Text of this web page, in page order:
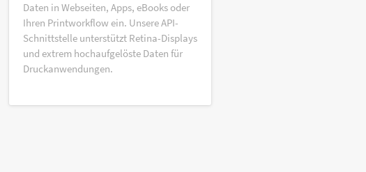
Daten in Webseiten, Apps, eBooks oder
Ihren Printworkflow ein. Unsere API-
Schnittstelle unterstützt Retina-Displays
und extrem hochaufgelöste Daten für
Druckanwendungen.